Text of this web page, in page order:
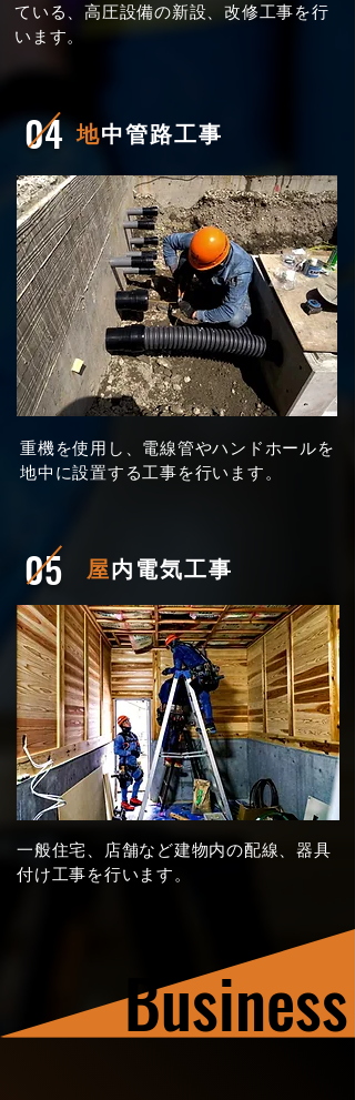
ている、高圧設備の新設、改修工事を行
います。
04 地中管路工事
重機を使用し、電線管やハンドホールを
地中に設置する工事を行います。
05 屋内電気工事
一般住宅、店舗など建物内の配線、器具
付け工事を行います。
Business